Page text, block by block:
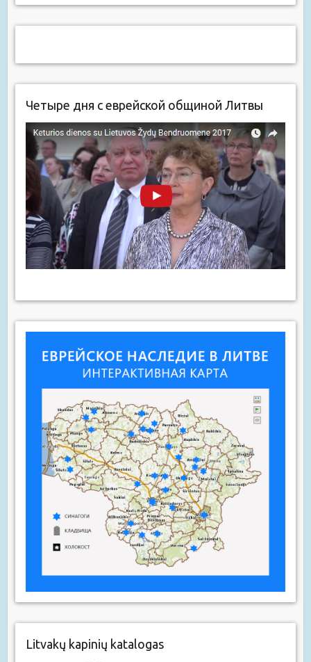
Четыре дня с еврейской общиной Литвы
Litvakų kapinių katalogas